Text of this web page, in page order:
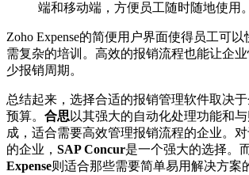
端和移动端，方便员工随时随地使用。
Zoho Expense的简便用户界面使得员工可
需复杂的培训。高效的报销流程也能让企
少报销周期。
总结起来，选择合适的报销管理软件取决
预算。 合思以其强大的自动化处理功能和
成，适合需要高效管理报销流程的企业。
的企业， SAP Concur是一个强大的选择。
Expense则适合那些需要简单易用解决方案